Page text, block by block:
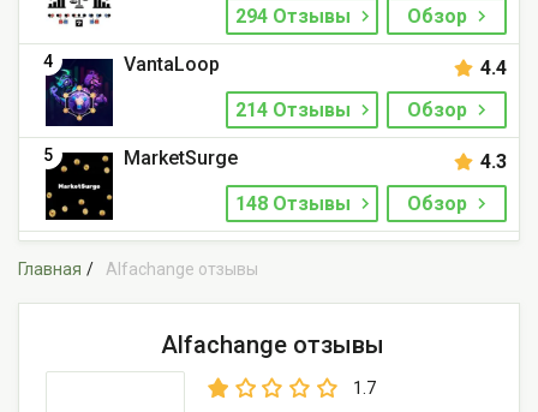
294 Отзывы
Обзор
4 VantaLoop
4.4
214 Отзывы
Обзор
5 MarketSurge
4.3
148 Отзывы
Обзор
Главная Alfachange отзывы
Alfachange отзывы
1.7